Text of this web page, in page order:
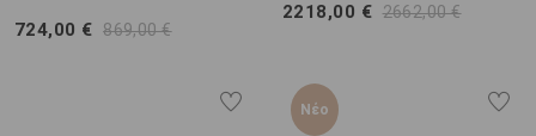
724,00 € 869,00 €
2218,00 € 2662,00 €
Νέο